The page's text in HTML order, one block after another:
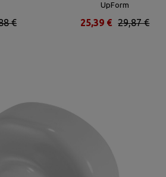
€
UpForm
29,87 €
25,39 €